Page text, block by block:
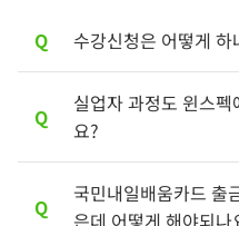
Q 수강신청은 어떻게 하
A
최우선적으로 내일배
야합니다.
실물 카드를 받으신
윈스펙 수강신청 및 결
니다.
Q
실업자 과정도 윈스
요?
A 내일배움카드 과정은
Q
국민내일배움카드 출
은데 어떻게 해야되나